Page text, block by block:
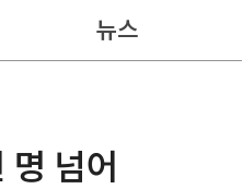
뉴스
넘어